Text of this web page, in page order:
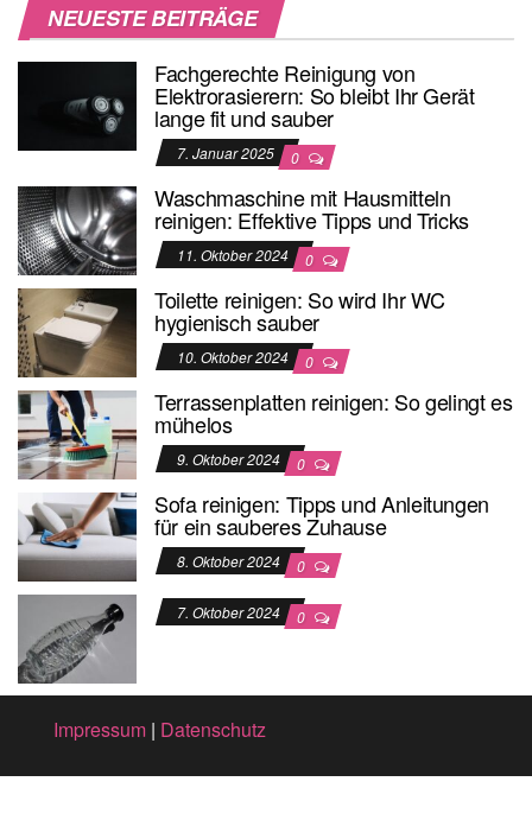
NEUESTE BEITRÄGE
Fachgerechte Reinigung von
Elektrorasierern: So bleibt Ihr Gerät
lange fit und sauber
7. Januar 2025 0
Waschmaschine mit Hausmitteln
reinigen: Effektive Tipps und Tricks
11. Oktober 2024 0
Toilette reinigen: So wird Ihr WC
hygienisch sauber
10. Oktober 2024 0
Terrassenplatten reinigen: So gelingt es
mühelos
9. Oktober 2024 0
Sofa reinigen: Tipps und Anleitungen
für ein sauberes Zuhause
8. Oktober 2024 0
7. Oktober 2024 0
Impressum | Datenschutz